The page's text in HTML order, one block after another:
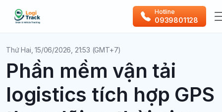
Hotline
0939801128
Thứ Hai, 15/06/2026, 21:53 (GMT+7)
Phần mềm vận tải
logistics tích hợp GPS